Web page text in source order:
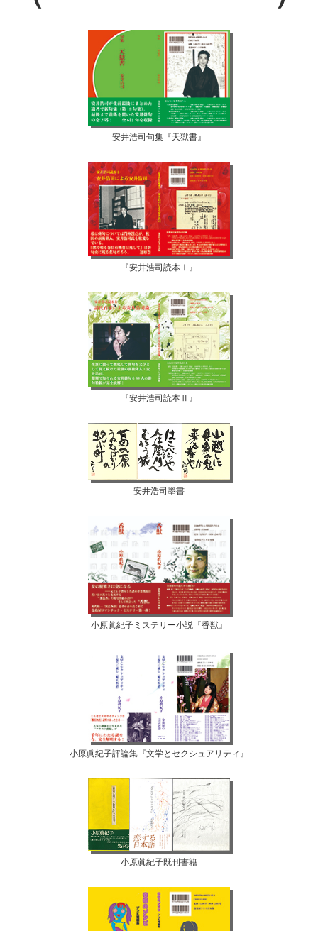
安井浩司句集『天獄書』
『安井浩司読本Ⅰ』
『安井浩司読本Ⅱ』
安井浩司墨書
小原眞紀子ミステリー小説『香獣』
小原眞紀子評論集『文学とセクシュアリティ』
小原眞紀子既刊書籍